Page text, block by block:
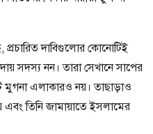
প্রচারিত দাবিগুলোর কোনোটিই
সদস্য নন। তারা সেখানে সাপের
মুগনা এলাকারও নয়। তাছাড়াও
এবং তিনি জামায়াতে ইসলামের